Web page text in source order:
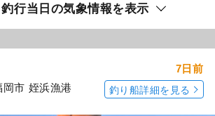
釣行当日の気象情報を表示
岡市 姪浜漁港
7日前
釣り船詳細を見る